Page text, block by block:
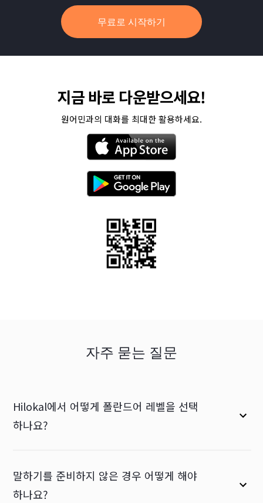
무료로 시작하기
지금 바로 다운받으세요!
원어민과의 대화를 최대한 활용하세요.
자주 묻는 질문
Hilokal에서 어떻게 폴란드어 레벨을 선택
하나요?
말하기를 준비하지 않은 경우 어떻게 해야
하나요?